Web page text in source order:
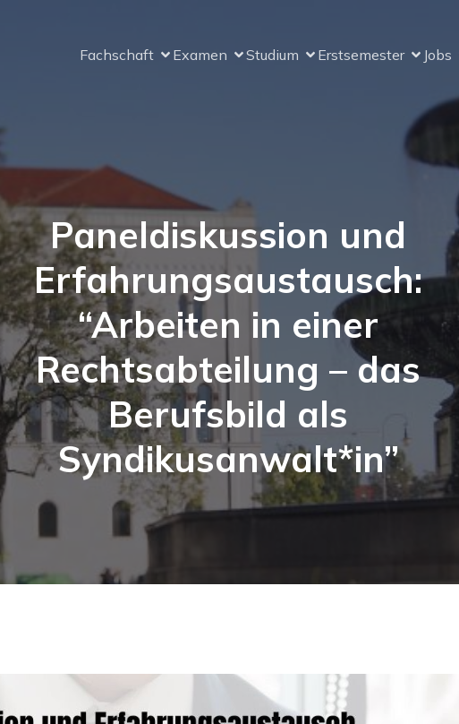
Fachschaft Examen Studium Erstsemester Jobs
Paneldiskussion und
Erfahrungsaustausch:
“Arbeiten in einer
Rechtsabteilung – das
Berufsbild als
Syndikusanwalt*in”